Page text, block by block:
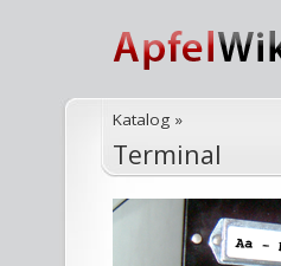
Katalog »
Terminal